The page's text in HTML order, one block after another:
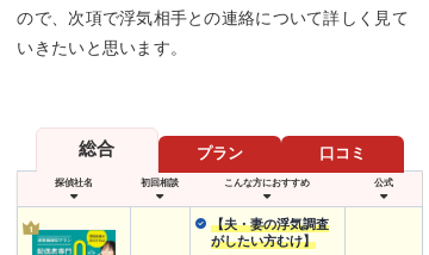
ので、次項で浮気相手との連絡について詳しく見て
いきたいと思います。
総合 プラン 口コミ
探偵社名 初回相談 こんな方におすすめ 公式
【夫・妻の浮気調査
がしたい方むけ】